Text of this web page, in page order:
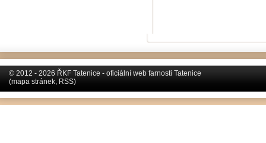
© 2012 - 2026 ŘKF Tatenice - oficiální web farnosti Tatenice
(mapa stránek, RSS)